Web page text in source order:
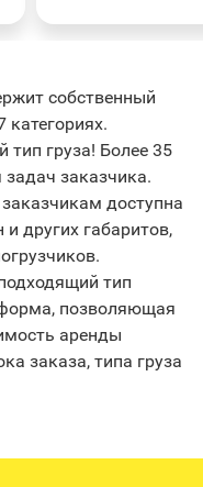
собственный
категориях.
груза! Более 35
заказчика.
доступна
и других габаритов,
тип
позволяющая
аренды
заказа, типа груза